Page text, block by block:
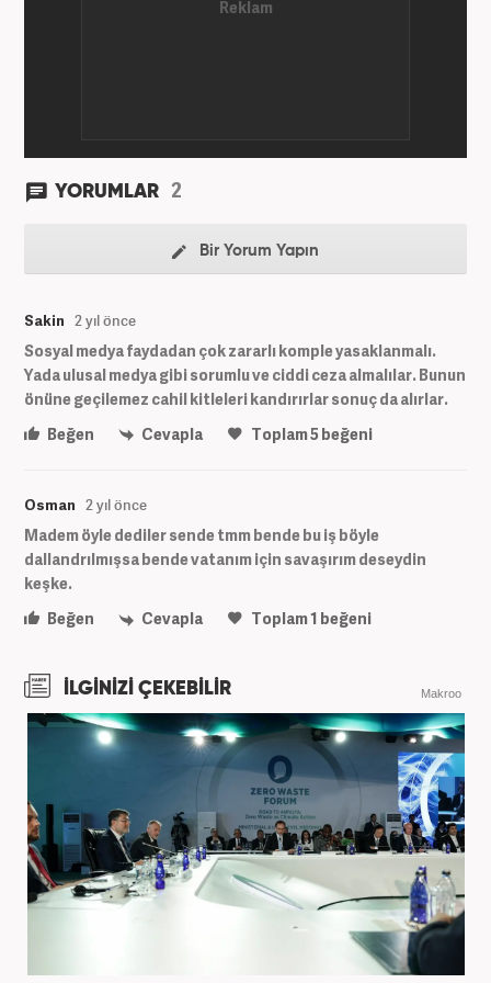
YORUMLAR 2
Bir Yorum Yapın
Sakin 2 yıl önce
Sosyal medya faydadan çok zararlı komple yasaklanmalı.
Yada ulusal medya gibi sorumlu ve ciddi ceza almalılar. Bunun
önüne geçilemez cahil kitleleri kandırırlar sonuç da alırlar.
Beğen
Cevapla Toplam5beğeni
Osman 2 yıl önce
Madem öyle dediler sende tmm bende bu iş böyle
dallandrılmışsa bende vatanım için savaşırım deseydin
keşke.
Beğen
Cevapla Toplam1 beğeni
İLGİNİZİ ÇEKEBİLİR Makroo